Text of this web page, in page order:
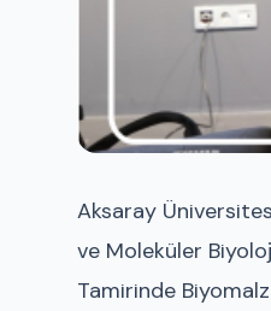
Aksaray
ve Moleküler
Tamirinde